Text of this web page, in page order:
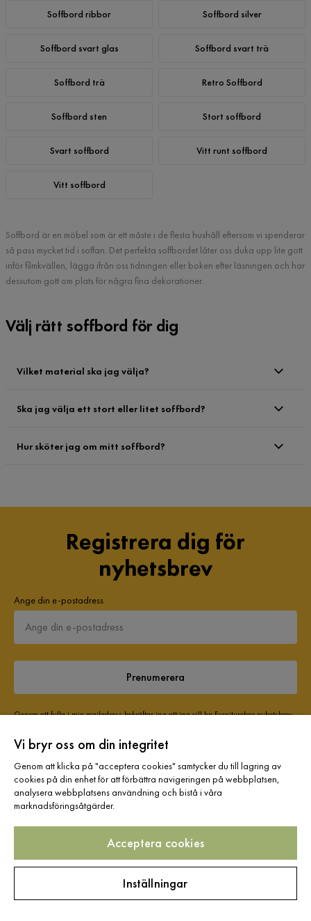
Soffbord ribbor Soffbord silver
Soffbord svart glas Soffbord svart trä
Soffbord trä Retro Soffbord
Soffbord sten Stort soffbord
Svart soffbord Vitt runt soffbord
Vitt soffbord
Soffbord är en möbel som är ett måste i de flesta hushåll eftersom vi spenderar
så pass mycket tid i soffan. Det perfekta soffbordet låter oss duka upp lite gott
inför filmkvällen, lägga ifrån oss tidningen eller boken efter läsningen och har
dessutom gott om plats för några fina dekorationer.
Välj rätt soffbord för dig
Vilket material ska jag välja?
Ska jag välja ett stort eller litet soffbord?
Hur sköter jag om mitt soffbord?
Registrera dig för
nyhetsbrev
Ange din e-postadress
Prenumerera
Genom att fylla i min mailadress bekräftar jag att jag vill ha Furniturebox nyhetsbrev
marknadsföringsmaterial som anpassats till mig enligt Furniturebox
Ja, tack! Jag vill även skapa ett konto till Mina sidor.
Allt detta och mycket mer:
•Dina köp samlade på ett ställe
•Personliga erbjudanden online & i butik
Kostnadsfritt och helt digitalt
Vi bryr oss om din integritet
Genom att klicka på "acceptera cookies" samtycker du till lagring av
cookies på din enhet för att förbättra navigeringen på webbplatsen,
analysera webbplatsens användning och bistå i våra
marknadsföringsåtgärder.
Acceptera cookies
Inställningar